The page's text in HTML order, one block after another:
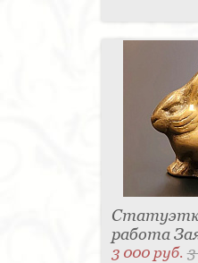
работа
3 000 руб.